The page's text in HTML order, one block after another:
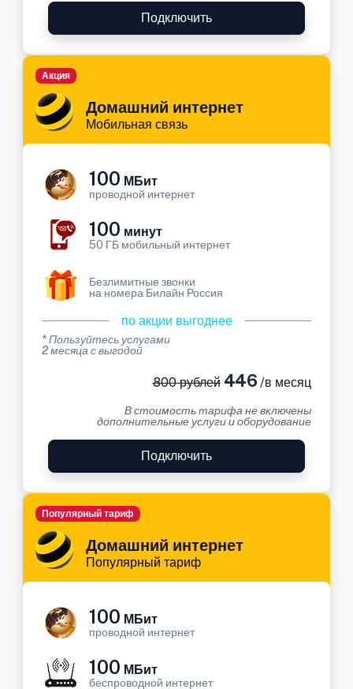
Подключить
Домашний интернет
Мобильная связь
Акция
100 МБит
проводной интернет
100 минут
50 ГБ мобильный интернет
Безлимитные звонки
на номера Билайн Россия
по акции выгоднее
* Пользуйтесь услугами
2 месяца с выгодой
800 рублей446 /в месяц
В стоимость тарифа не включены
дополнительные услуги и оборудование
Подключить
Домашний интернет
Популярный тариф
Популярный тариф
100 МБит
проводной интернет
100 МБит
беспроводной интернет